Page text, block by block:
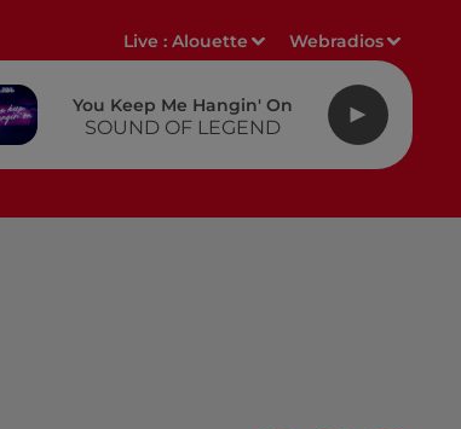
Live :Alouette Webradios
You Keep Me Hangin' On
SOUND OF LEGEND